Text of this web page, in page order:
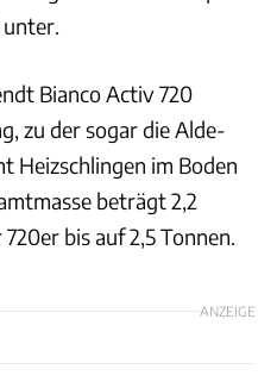
Bianco Activ 720
zu der sogar die Alde-
Heizschlingen im Boden
beträgt 2,2
bis auf 2,5 Tonnen.
ANZEIGE